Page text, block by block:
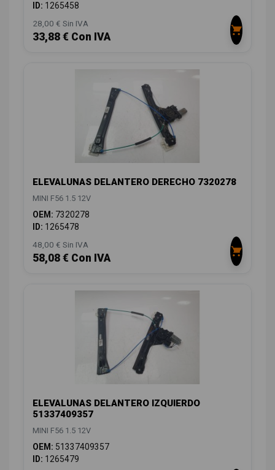
ID: 1265458
28,00 € Sin IVA
33,88 € Con IVA
ELEVALUNAS DELANTERO DERECHO 7320278
MINI F56 1.5 12V
OEM: 7320278
ID: 1265478
48,00 € Sin IVA
58,08 € Con IVA
ELEVALUNAS DELANTERO IZQUIERDO
51337409357
MINI F56 1.5 12V
OEM: 51337409357
ID: 1265479